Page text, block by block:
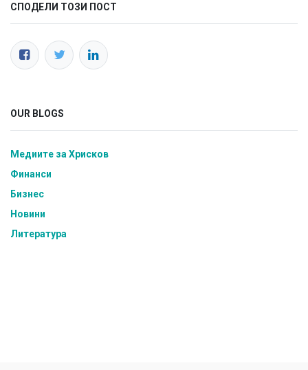
СПОДЕЛИ ТОЗИ ПОСТ
OUR BLOGS
Медиите за Хрисков
Финанси
Бизнес
Новини
Литература